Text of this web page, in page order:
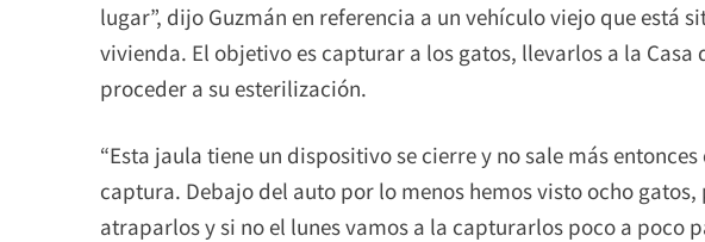
lugar”, dijo Guzmán en referencia a un vehículo viejo que está
vivienda. El objetivo es capturar a los gatos, llevarlos a la Casa
proceder a su esterilización.
“Esta jaula tiene un dispositivo se cierre y no sale más
captura. Debajo del auto por lo menos hemos visto ocho
atraparlos y si no el lunes vamos a la capturarlos poco a poco